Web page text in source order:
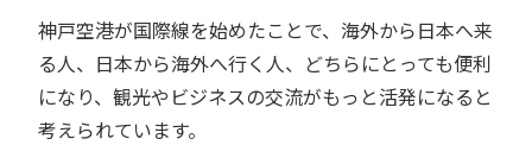
神戸空港が国際線を始めたことで、海外から日本へ来
る人、日本から海外へ行く人、どちらにとっても便利
になり、観光やビジネスの交流がもっと活発になると
考えられています。